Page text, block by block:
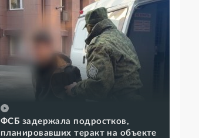
ФСБ задержала подростков,
планировавших теракт на объекте